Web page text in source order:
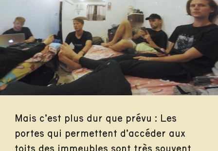
Mais c’est plus dur que prévu : Les
portes qui permettent d’accéder aux
toits des immeubles sont très souvent